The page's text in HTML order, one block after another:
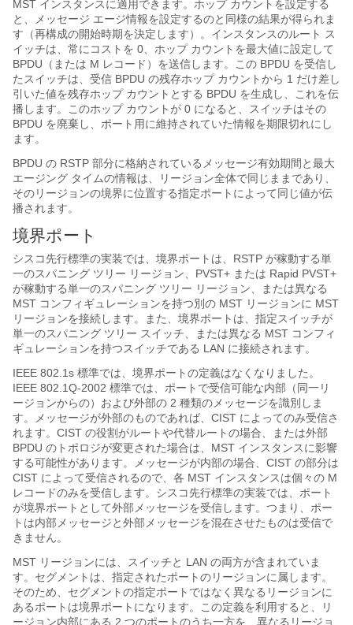
MST インスタンスに適用できます。ホップ カウントを設定する
と、メッセージ エージ情報を設定するのと同様の結果が得られま
す（再構成の開始時期を決定します）。インスタンスのルート ス
イッチは、常にコストを 0、ホップ カウントを最大値に設定して
BPDU（または M レコード）を送信します。この BPDU を受信し
たスイッチは、受信 BPDU の残存ホップ カウントから 1 だけ差し
引いた値を残存ホップ カウントとする BPDU を生成し、これを伝
播します。このホップ カウントが 0 になると、スイッチはその
BPDU を廃棄し、ポート用に維持されていた情報を期限切れにし
ます。
BPDU の RSTP 部分に格納されているメッセージ有効期間と最大
エージング タイムの情報は、リージョン全体で同じままであり、
そのリージョンの境界に位置する指定ポートによって同じ値が伝
播されます。
境界ポート
シスコ先行標準の実装では、境界ポートは、RSTP が稼動する単
一のスパニング ツリー リージョン、PVST+ または Rapid PVST+
が稼動する単一のスパニング ツリー リージョン、または異なる
MST コンフィギュレーションを持つ別の MST リージョンに MST
リージョンを接続します。また、境界ポートは、指定スイッチが
単一のスパニング ツリー スイッチ、または異なる MST コンフィ
ギュレーションを持つスイッチである LAN に接続されます。
IEEE 802.1s 標準では、境界ポートの定義はなくなりました。
IEEE 802.1Q-2002 標準では、ポートで受信可能な内部（同一リ
ージョンからの）および外部の 2 種類のメッセージを識別しま
す。メッセージが外部のものであれば、CIST によってのみ受信さ
れます。CIST の役割がルートや代替ルートの場合、または外部
BPDU のトポロジが変更された場合は、MST インスタンスに影響
する可能性があります。メッセージが内部の場合、CIST の部分は
CIST によって受信されるので、各 MST インスタンスは個々の M
レコードのみを受信します。シスコ先行標準の実装では、ポート
が境界ポートとして外部メッセージを受信します。つまり、ポー
トは内部メッセージと外部メッセージを混在させたものは受信で
きません。
MST リージョンには、スイッチと LAN の両方が含まれていま
す。セグメントは、指定されたポートのリージョンに属します。
そのため、セグメントの指定ポートではなく異なるリージョンに
あるポートは境界ポートになります。この定義を利用すると、リ
ージョン内部にある 2 つのポートのうち一方を、異なるリージョ